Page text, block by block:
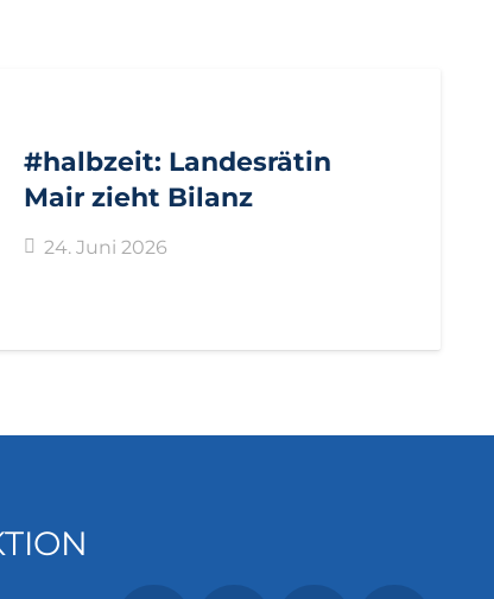
PRESSEMITTEILUNGEN
#halbzeit: Landesrätin
Mair zieht Bilanz
24. Juni 2026